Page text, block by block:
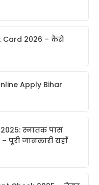
Card 2026 – कैसे
Apply Bihar
स्नातक पास
पूरी जानकारी यहाँ